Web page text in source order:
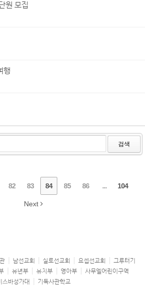
원 모집
행
검색
82 83 84 85 86 ... 104
Next
남선교회 실로선교회 요셉선교회
그루터기
유년부 유치부 영아부
사무엘어린이구역
스바성가대
기독사관학교